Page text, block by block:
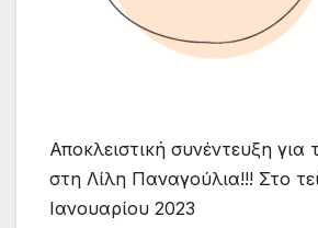
Αποκλειστική συνέντευξη για
στη Λίλη Παναγούλια!!! Στο
Ιανουαρίου 2023